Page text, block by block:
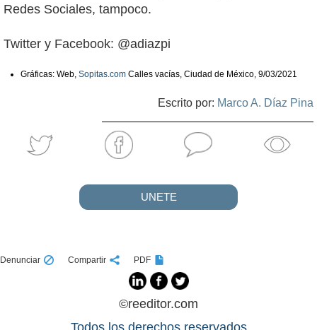
Redes Sociales, tampoco.
Twitter y Facebook: @adiazpi
Gráficas: Web, Sopitas.com Calles vacías, Ciudad de México, 9/03/2021
Escrito por: Marco A. Díaz Pina
UNETE
Denunciar Compartir PDF
©reeditor.com
Todos los derechos reservados